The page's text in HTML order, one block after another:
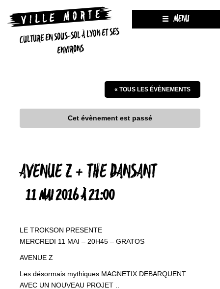
CULTURE EN SOUS-SOL À LYON ET SES
ENVIRONS
MENU
« TOUS LES ÉVÈNEMENTS
Cet évènement est passé
AVENUE Z + THE DANSANT
11 MAI 2016 À 21:00
LE TROKSON PRESENTE
MERCREDI 11 MAI – 20H45 – GRATOS
AVENUE Z
Les désormais mythiques MAGNETIX DEBARQUENT
AVEC UN NOUVEAU PROJET ..